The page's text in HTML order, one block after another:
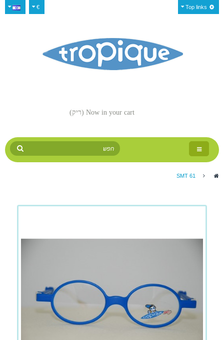
€ Top links
Now in your cart (ריק)
Toggle
navigation
>